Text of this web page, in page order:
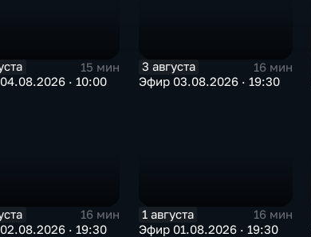
15 мин
· 10:00
3 августа
16 мин
Эфир 03.08.2026 · 19:30
16 мин
· 19:30
1 августа
16 мин
Эфир 01.08.2026 · 19:30